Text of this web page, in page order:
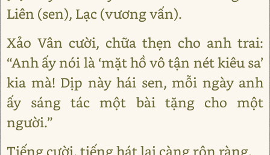
Liên (sen), Lạc (vương vấn).
Xảo Vân cười, chữa thẹn cho anh trai:
“Anh ấy nói là ‘mặt hồ vô tận nét kiêu sa’
kia mà! Dịp này hái sen, mỗi ngày anh
ấy sáng tác một bài tặng cho một
người.”
Tiếng cười, tiếng hát lại càng rộn ràng.